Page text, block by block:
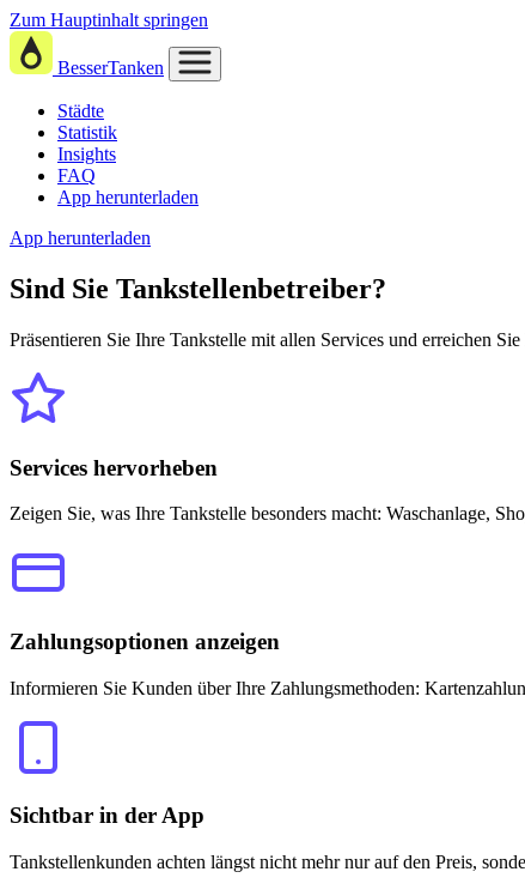
Zum Hauptinhalt springen
BesserTanken
Städte
Statistik
Insights
FAQ
App herunterladen
App herunterladen
Sind Sie Tankstellenbetreiber?
Präsentieren Sie Ihre Tankstelle mit allen Services und erreichen
Services hervorheben
Zeigen Sie, was Ihre Tankstelle besonders macht: Waschanlage,
Zahlungsoptionen anzeigen
Informieren Sie Kunden über Ihre Zahlungsmethoden:
Sichtbar in der App
Tankstellenkunden achten längst nicht mehr nur auf den Preis,